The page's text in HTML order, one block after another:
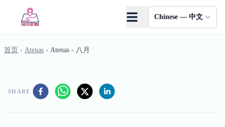
Chinese — 中文
首页 › Atenas › Atenas - 八月
SHARE